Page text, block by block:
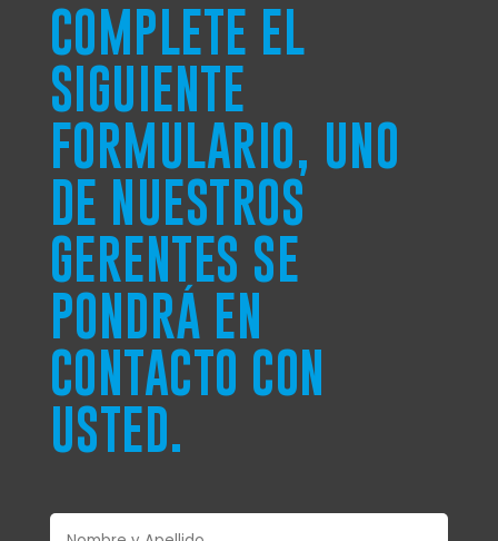
COMPLETE EL
SIGUIENTE
FORMULARIO, UNO
DE NUESTROS
GERENTES SE
PONDRÁ EN
CONTACTO CON
USTED.